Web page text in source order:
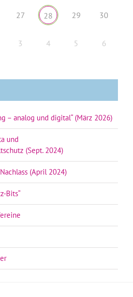
27 28 29 30
3 4 5 6
– analog und digital“ (März 2026)
und
(Sept. 2024)
(April 2024)
Bits“